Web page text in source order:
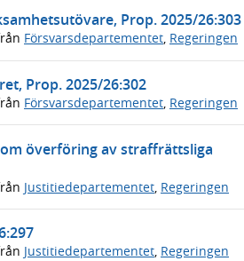
Prop. 2025/26:303
Försvarsdepartementet, Regeringen
Prop. 2025/26:302
Försvarsdepartementet, Regeringen
överföring av straffrättsliga
Justitiedepartementet Regeringen
Justitiedepartementet, Regeringen